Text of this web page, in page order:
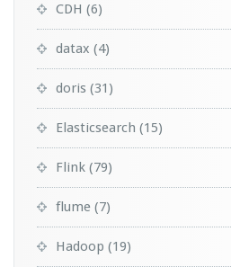
CDH (6)
datax (4)
doris (31)
Elasticsearch (15)
Flink (79)
flume (7)
Hadoop (19)